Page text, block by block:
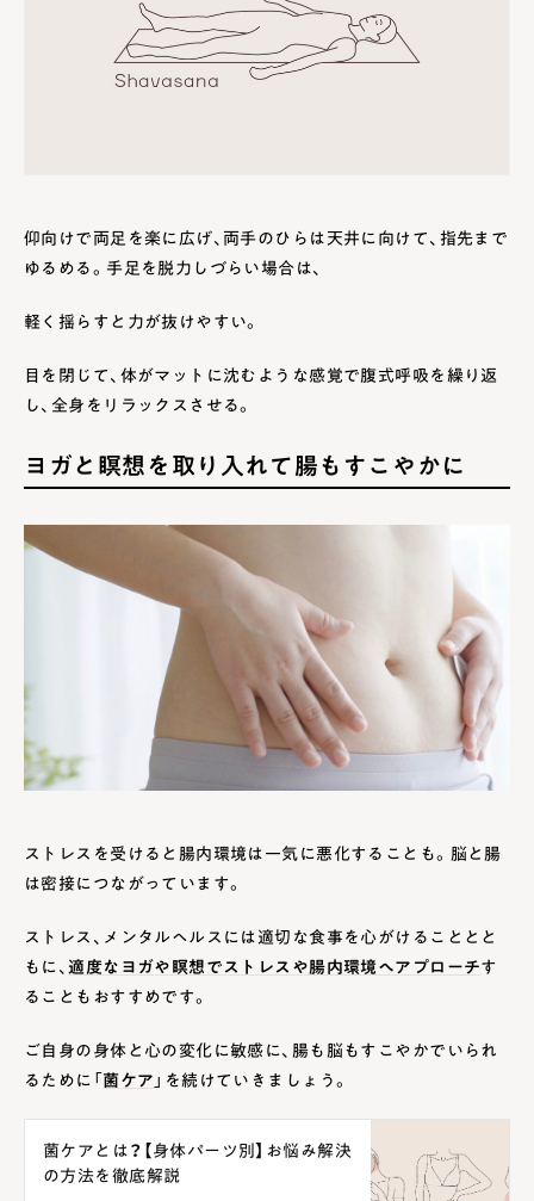
仰向けで両足を楽に広げ、両手のひらは天井に向けて、指先まで
ゆるめる。手足を脱力しづらい場合は、
軽く揺らすと力が抜けやすい。
目を閉じて、体がマットに沈むような感覚で腹式呼吸を繰り返
し、全身をリラックスさせる。
ヨガと瞑想を取り入れて腸もすこやかに
ストレスを受けると腸内環境は一気に悪化することも。脳と腸
は密接につながっています。
ストレス、メンタルヘルスには適切な食事を心がけることとと
もに、適度なヨガや瞑想でストレスや腸内環境へアプローチす
ることもおすすめです。
ご自身の身体と心の変化に敏感に、腸も脳もすこやかでいられ
るために「菌ケア 」を続けていきましょう。
菌ケアとは？【身体パーツ別】お悩み解決
の方法を徹底解説